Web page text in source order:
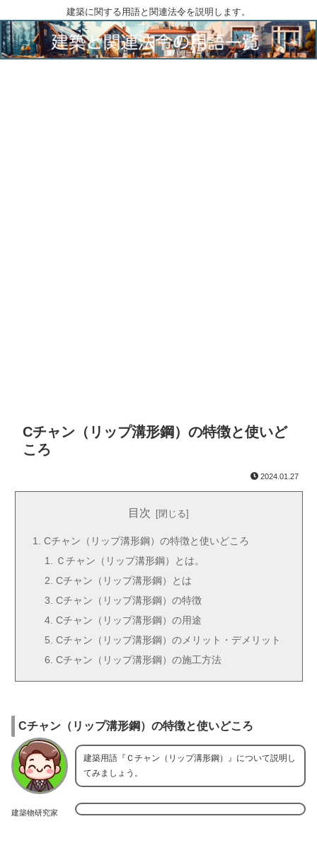
建築に関する用語と関連法令を説明します。
Cチャン（リップ溝形鋼）の特徴と使いど
ころ
2024.01.27
目次
Cチャン（リップ溝形鋼）の特徴と使いどころ
Ｃチャン（リップ溝形鋼）とは。
Cチャン（リップ溝形鋼）とは
Cチャン（リップ溝形鋼）の特徴
Cチャン（リップ溝形鋼）の用途
Cチャン（リップ溝形鋼）のメリット・デメリット
Cチャン（リップ溝形鋼）の施工方法
Cチャン（リップ溝形鋼）の特徴と使いどころ
建築物研究家
建築用語『Ｃチャン（リップ溝形鋼）』について説明し
てみましょう。